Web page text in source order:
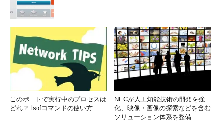
このポートで実行中のプロセスは
どれ？ lsofコマンドの使い方
NECが人工知能技術の開発を強
化、映像・画像の探索などを含む
ソリューション体系を整備